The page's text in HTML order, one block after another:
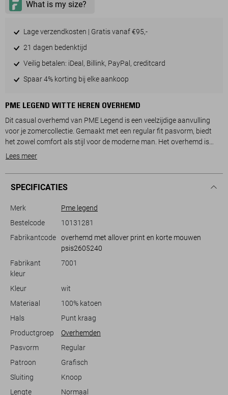
Lage verzendkosten | Gratis vanaf €95,-
21 dagen bedenktijd
Veilig betalen: iDeal, Billink, PayPal, creditcard
Spaar 4% korting bij elke aankoop
PME LEGEND WITTE HEREN OVERHEMD
Dit casual overhemd van PME Legend is een veelzijdige aanvulling
voor je zomercollectie. Gemaakt met een regular fit pasvorm, biedt
het zowel comfort als stijl voor de moderne man. Het overhemd is
vervaardigd uit een luchtige stof die aangenaam aanvoelt tijdens
kledingstuk, terwijl de klassieke puntkraag en knoopsluiting zorgen
voor een tijdloze uitstraling. Dit overhemd is perfect voor informele
Het ontwerp laat zich eenvoudig combineren met een lichtgekleurde
normale lengte is dit kledingstuk ideaal voor zomerse uitstapjes. Het
subtiele patroon en de neutrale tint maken het tot een veelzijdig item
dat je in talloze situaties kunt dragen. Met dit overhemd van PME
Legend ben je verzekerd van een ontspannen en stijlvolle look, waar je
ook naartoe gaat.
Lees meer
SPECIFICATIES
Merk
Pme legend
Bestelcode
10131281
Fabrikantcode
overhemd met allover print en korte mouwen
psis2605240
Fabrikant
kleur
7001
Kleur
wit
Materiaal
100% katoen
Hals
Punt kraag
Productgroep
Overhemden
Pasvorm
Regular
Patroon
Grafisch
Sluiting
Knoop
Lengte
Normaal